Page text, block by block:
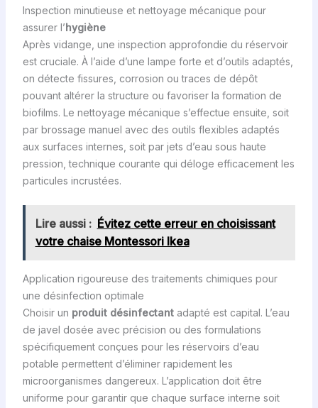
Inspection minutieuse et nettoyage mécanique pour
assurer l’hygiène
Après vidange, une inspection approfondie du réservoir
est cruciale. À l’aide d’une lampe forte et d’outils adaptés,
on détecte fissures, corrosion ou traces de dépôt
pouvant altérer la structure ou favoriser la formation de
biofilms. Le nettoyage mécanique s’effectue ensuite, soit
par brossage manuel avec des outils flexibles adaptés
aux surfaces internes, soit par jets d’eau sous haute
pression, technique courante qui déloge efficacement les
particules incrustées.
Lire aussi : Évitez cette erreur en choisissant
votre chaise Montessori Ikea
Application rigoureuse des traitements chimiques pour
une désinfection optimale
Choisir un produit désinfectantadapté est capital. L’eau
de javel dosée avec précision ou des formulations
spécifiquement conçues pour les réservoirs d’eau
potable permettent d’éliminer rapidement les
microorganismes dangereux. L’application doit être
uniforme pour garantir que chaque surface interne soit